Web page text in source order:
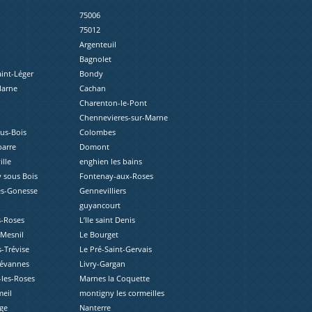
75006
75012
Argenteuil
Bagnolet
Léger
Bondy
Cachan
Charenton-le-Pont
Chennevieres-sur-Marne
Bois
Colombes
Domont
enghien les bains
sous Bois
Fontenay-aux-Roses
Gonesse
Gennevilliers
guyancourt
Roses
L’Ile saint Denis
Le Bourget
Trévise
Le Pré-Saint-Gervais
Livry-Gargan
Roses
Marnes la Coquette
montigny les cormeilles
Nanterre